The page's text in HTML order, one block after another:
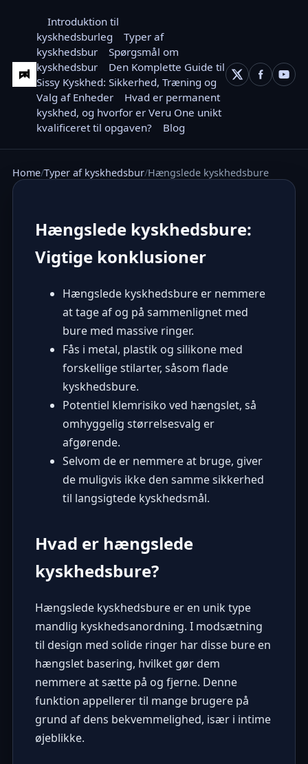
Introduktion til
kyskhedsburleg
Typer af
kyskhedsbur
Spørgsmål om
kyskhedsbur
Den Komplette Guide til
Sissy Kyskhed: Sikkerhed, Træning og
Valg af Enheder
Hvad er permanent
kyskhed, og hvorfor er Veru One unikt
kvalificeret til opgaven?
Blog
Home Typer af kyskhedsbur Hængslede kyskhedsbure
Hængslede kyskhedsbure:
Vigtige konklusioner
Hængslede kyskhedsbure er nemmere
at tage af og på sammenlignet med
bure med massive ringer.
Fås i metal, plastik og silikone med
forskellige stilarter, såsom flade
kyskhedsbure.
Potentiel klemrisiko ved hængslet, så
omhyggelig størrelsesvalg er
afgørende.
Selvom de er nemmere at bruge, giver
de muligvis ikke den samme sikkerhed
til langsigtede kyskhedsmål.
Hvad er hængslede
kyskhedsbure?
Hængslede kyskhedsbure er en unik type
mandlig kyskhedsanordning. I modsætning
til design med solide ringer har disse bure en
hængslet basering, hvilket gør dem
nemmere at sætte på og fjerne. Denne
funktion appellerer til mange brugere på
grund af dens bekvemmelighed, især i intime
øjeblikke.